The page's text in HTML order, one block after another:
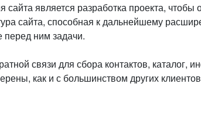
является разработка проекта,
сайта, способная к дальнейшему
перед ним задачи.
связи для сбора контактов, каталог,
как и с большинством других